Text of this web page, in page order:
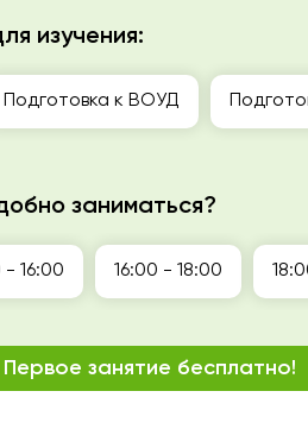
Первое занятие бесплатно!
изучения:
Подготовка к ВОУД
заниматься?
- 16:00 16:00 - 18:00